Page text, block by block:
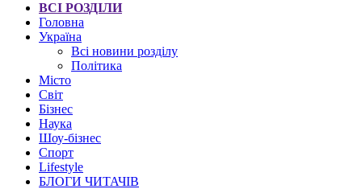
ВСІ РОЗДІЛИ
Головна
Україна
Всі новини розділу
Політика
Місто
Світ
Бізнес
Наука
Шоу-бізнес
Спорт
Lifestyle
БЛОГИ ЧИТАЧІВ